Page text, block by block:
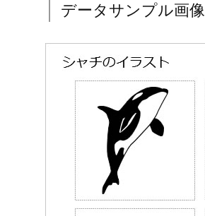
データサンプル画像